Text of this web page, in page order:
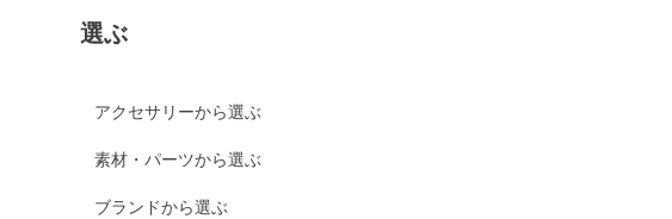
選ぶ
アクセサリーから選ぶ
素材・パーツから選ぶ
ブランドから選ぶ